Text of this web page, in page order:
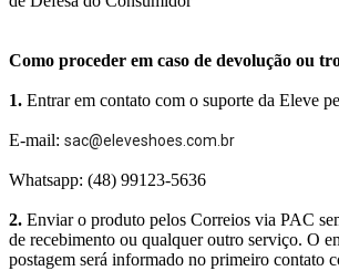
Como proceder em caso de devolução ou
1. Entrar em contato com o suporte da Eleve
E-mail: sac@eleveshoes.com.br
Whatsapp: (48) 99123-5636
2. Enviar o produto pelos Correios via PAC
de recebimento ou qualquer outro serviço. O
postagem será informado no primeiro contato